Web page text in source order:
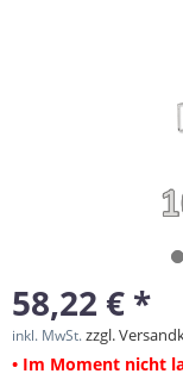
58,22 € *
inkl. MwSt.zzgl.
• Im Moment nicht